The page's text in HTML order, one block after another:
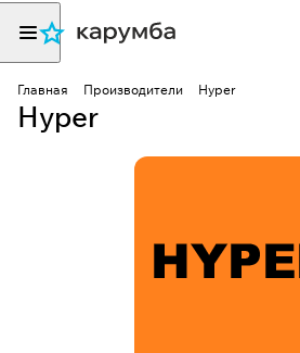
Главная Производители Hyper
Hyper